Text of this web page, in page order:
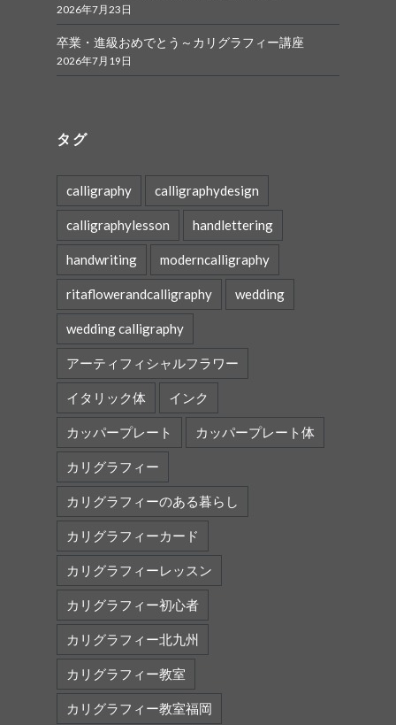
2026年7月23日
卒業・進級おめでとう～カリグラフィー講座
2026年7月19日
タグ
calligraphy calligraphydesign
calligraphylesson handlettering
handwriting moderncalligraphy
ritaflowerandcalligraphy wedding
wedding calligraphy
アーティフィシャルフラワー
イタリック体 インク
カッパープレート カッパープレート体
カリグラフィー
カリグラフィーのある暮らし
カリグラフィーカード
カリグラフィーレッスン
カリグラフィー初心者
カリグラフィー北九州
カリグラフィー教室
カリグラフィー教室福岡